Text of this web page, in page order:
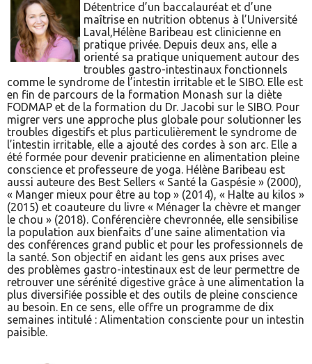
Détentrice d’un baccalauréat et d’une
maîtrise en nutrition obtenus à l’Université
Laval,Hélène Baribeau est clinicienne en
pratique privée. Depuis deux ans, elle a
orienté sa pratique uniquement autour des
troubles gastro-intestinaux fonctionnels
comme le syndrome de l’intestin irritable et le SIBO. Elle est
en fin de parcours de la formation Monash sur la diète
FODMAP et de la formation du Dr. Jacobi sur le SIBO. Pour
migrer vers une approche plus globale pour solutionner les
troubles digestifs et plus particulièrement le syndrome de
l’intestin irritable, elle a ajouté des cordes à son arc. Elle a
été formée pour devenir praticienne en alimentation pleine
conscience et professeure de yoga. Hélène Baribeau est
aussi auteure des Best Sellers « Santé la Gaspésie » (2000),
« Manger mieux pour être au top » (2014), « Halte au kilos »
(2015) et coauteure du livre « Ménager la chèvre et manger
le chou » (2018). Conférencière chevronnée, elle sensibilise
la population aux bienfaits d’une saine alimentation via
des conférences grand public et pour les professionnels de
la santé. Son objectif en aidant les gens aux prises avec
des problèmes gastro-intestinaux est de leur permettre de
retrouver une sérénité digestive grâce à une alimentation la
plus diversifiée possible et des outils de pleine conscience
au besoin. En ce sens, elle offre un programme de dix
semaines intitulé : Alimentation consciente pour un intestin
paisible.